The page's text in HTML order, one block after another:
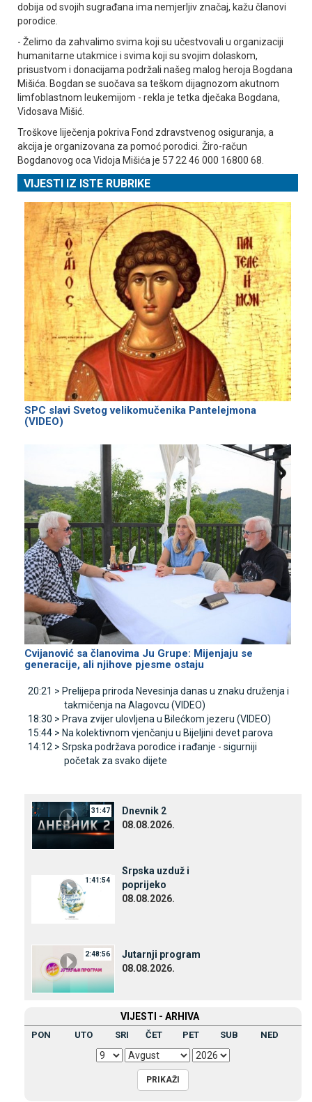
dobija od svojih sugrađana ima nemjerljiv značaj, kažu članovi
porodice.
- Želimo da zahvalimo svima koji su učestvovali u organizaciji
humanitarne utakmice i svima koji su svojim dolaskom,
prisustvom i donacijama podržali našeg malog heroja Bogdana
Mišića. Bogdan se suočava sa teškom dijagnozom akutnom
limfoblastnom leukemijom - rekla je tetka dječaka Bogdana,
Vidosava Mišić.
Troškove liječenja pokriva Fond zdravstvenog osiguranja, a
akcija je organizovana za pomoć porodici. Žiro-račun
Bogdanovog oca Vidoja Mišića je 57 22 46 000 16800 68.
VIJESTI IZ ISTE RUBRIKE
SPC slavi Svetog velikomučenika Pantelejmona
(VIDEO)
Cvijanović sa članovima Јu Grupe: Mijenjaju se
generacije, ali njihove pjesme ostaju
20:21 > Prelijepa priroda Nevesinja danas u znaku druženja i
takmičenja na Alagovcu (VIDEO)
18:30 > Prava zvijer ulovljena u Bilećkom jezeru (VIDEO)
15:44 > Na kolektivnom vjenčanju u Bijeljini devet parova
14:12 > Srpska podržava porodice i rađanje - sigurniji
početak za svako dijete
31:47
Dnevnik 2
08.08.2026.
1:41:54
Srpska uzduž i
poprijeko
08.08.2026.
2:48:56
Јutarnji program
08.08.2026.
VIЈESTI - ARHIVA
PON UTO SRI ČET PET SUB NED